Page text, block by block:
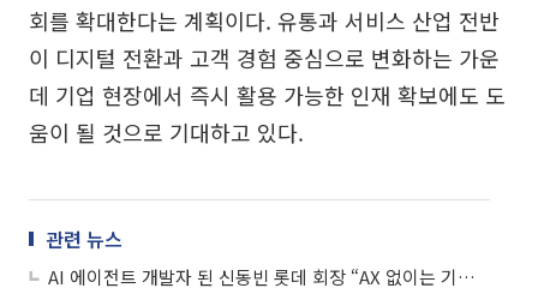
회를 확대한다는 계획이다. 유통과 서비스 산업 전반
이 디지털 전환과 고객 경험 중심으로 변화하는 가운
데 기업 현장에서 즉시 활용 가능한 인재 확보에도 도
움이 될 것으로 기대하고 있다.
관련 뉴스
AI 에이전트 개발자 된 신동빈 롯데 회장 “AX 없이는 기업 생존 어렵다”